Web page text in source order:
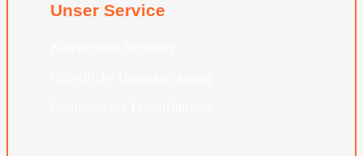
Unser Service